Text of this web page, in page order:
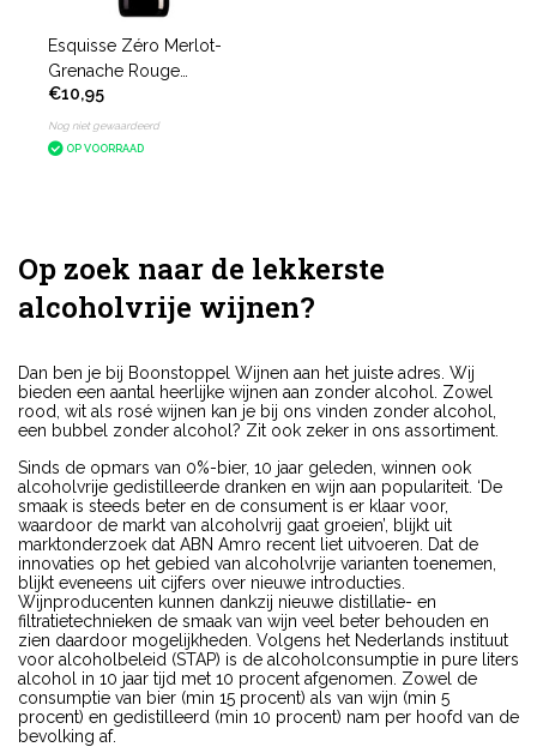
Esquisse Zéro Merlot-
Grenache Rouge
alcoholvrij
€10,95
Nog niet gewaardeerd
OP VOORRAAD
Op zoek naar de lekkerste
alcoholvrije wijnen?
Dan ben je bij Boonstoppel Wijnen aan het juiste adres. Wij
bieden een aantal heerlijke wijnen aan zonder alcohol. Zowel
rood, wit als rosé wijnen kan je bij ons vinden zonder alcohol,
een bubbel zonder alcohol? Zit ook zeker in ons assortiment.
Sinds de opmars van 0%-bier, 10 jaar geleden, winnen ook
alcoholvrije gedistilleerde dranken en wijn aan populariteit. ‘De
smaak is steeds beter en de consument is er klaar voor,
waardoor de markt van alcoholvrij gaat groeien’, blijkt uit
marktonderzoek dat ABN Amro recent liet uitvoeren. Dat de
innovaties op het gebied van alcoholvrije varianten toenemen,
blijkt eveneens uit cijfers over nieuwe introducties.
Wijnproducenten kunnen dankzij nieuwe distillatie- en
filtratietechnieken de smaak van wijn veel beter behouden en
zien daardoor mogelijkheden. Volgens het Nederlands instituut
voor alcoholbeleid (STAP) is de alcoholconsumptie in pure liters
alcohol in 10 jaar tijd met 10 procent afgenomen. Zowel de
consumptie van bier (min 15 procent) als van wijn (min 5
procent) en gedistilleerd (min 10 procent) nam per hoofd van de
bevolking af.